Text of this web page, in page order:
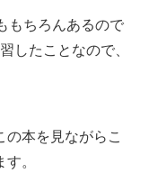
もちろんあるので
したことなので、
本を見ながらこ
。